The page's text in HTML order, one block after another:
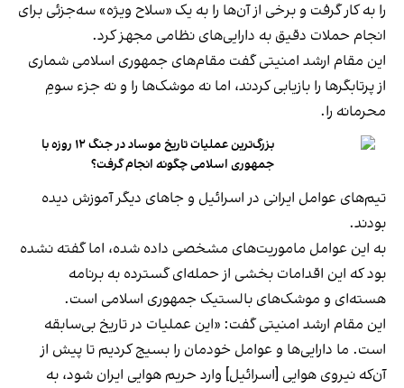
را به کار گرفت و برخی از آن‌ها را به یک «سلاح ویژه» سه‌جزئی برای
انجام حملات دقیق به دارایی‌های نظامی مجهز کرد.
این مقام ارشد امنیتی گفت مقام‌های جمهوری اسلامی شماری
از پرتابگرها را بازیابی کردند، اما نه موشک‌ها را و نه جزء سومِ
محرمانه را.
بزرگ‌ترین عملیات تاریخ موساد در جنگ ۱۲ روزه با
جمهوری اسلامی چگونه انجام گرفت؟
تیم‌های عوامل ایرانی در اسرائیل و جاهای دیگر آموزش دیده
بودند.
به این عوامل ماموریت‌های مشخصی داده شده، اما گفته نشده
بود که این اقدامات بخشی از حمله‌ای گسترده به برنامه
هسته‌ای و موشک‌های بالستیک جمهوری اسلامی است.
این مقام ارشد امنیتی گفت: «این عملیات در تاریخ بی‌سابقه
است. ما دارایی‌ها و عوامل خودمان را بسیج کردیم تا پیش از
آن‌که نیروی هوایی [اسرائیل] وارد حریم هوایی ایران شود، به